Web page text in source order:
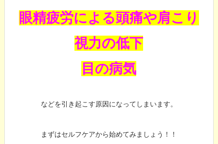
眼精疲労による頭痛や肩こり
視力の低下
目の病気
などを引き起こす原因になってしまいます。
まずはセルフケアから始めてみましょう！！